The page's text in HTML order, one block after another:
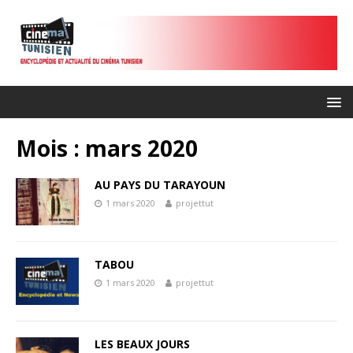
Mois : mars 2020
AU PAYS DU TARAYOUN
1 mars 2020 projettut
TABOU
1 mars 2020 projettut
LES BEAUX JOURS